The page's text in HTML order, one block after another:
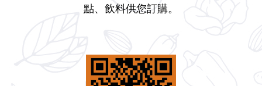
點、飲料供您訂購。